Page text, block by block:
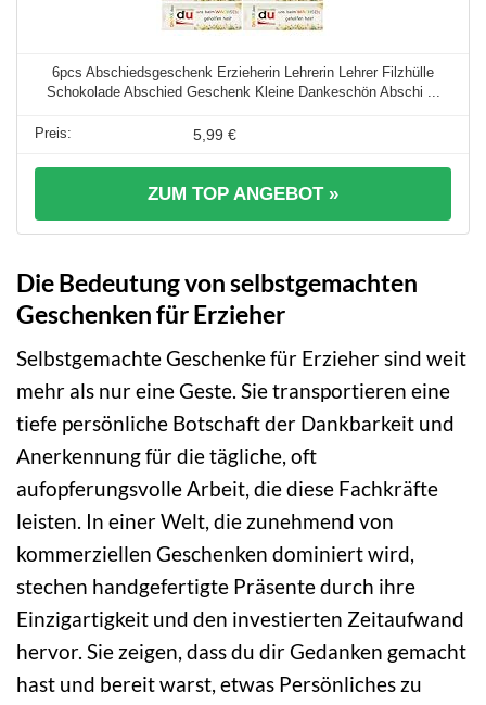
6pcs Abschiedsgeschenk Erzieherin Lehrerin Lehrer Filzhülle
Schokolade Abschied Geschenk Kleine Dankeschön Abschi ...
5,99 €
ZUM TOP ANGEBOT »
Die Bedeutung von selbstgemachten
Geschenken für Erzieher
Selbstgemachte Geschenke für Erzieher sind weit
mehr als nur eine Geste. Sie transportieren eine
tiefe persönliche Botschaft der Dankbarkeit und
Anerkennung für die tägliche, oft
aufopferungsvolle Arbeit, die diese Fachkräfte
leisten. In einer Welt, die zunehmend von
kommerziellen Geschenken dominiert wird,
stechen handgefertigte Präsente durch ihre
Einzigartigkeit und den investierten Zeitaufwand
hervor. Sie zeigen, dass du dir Gedanken gemacht
hast und bereit warst, etwas Persönliches zu